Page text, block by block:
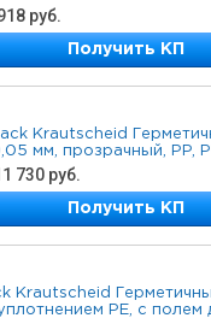
руб.
Получить КП
Krautscheid
мм, прозрачный, PP,
730 руб.
Получить КП
Krautscheid
PE, с полем